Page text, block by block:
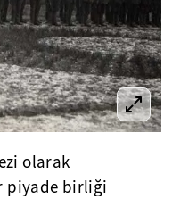
olarak
piyade birliği